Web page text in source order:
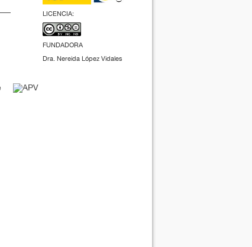
LICENCIA:
FUNDADORA
Dra. Nereida López Vidales